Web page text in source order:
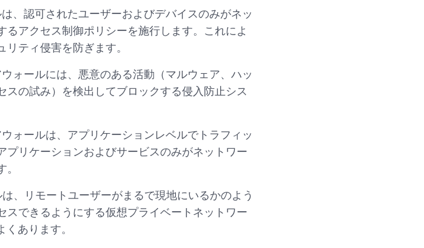
、認可されたユーザーおよびデバイスのみがネッ
るアクセス制御ポリシーを施行します。これによ
ティ侵害を防ぎます。
ォールには、悪意のある活動（マルウェア、ハッ
スの試み）を検出してブロックする侵入防止シス
ォールは、アプリケーションレベルでトラフィッ
プリケーションおよびサービスのみがネットワー
、リモートユーザーがまるで現地にいるかのよう
スできるようにする仮想プライベートネットワー
あります。